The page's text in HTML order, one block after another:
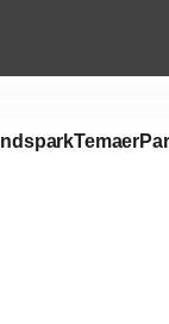
IndsparkTemaer